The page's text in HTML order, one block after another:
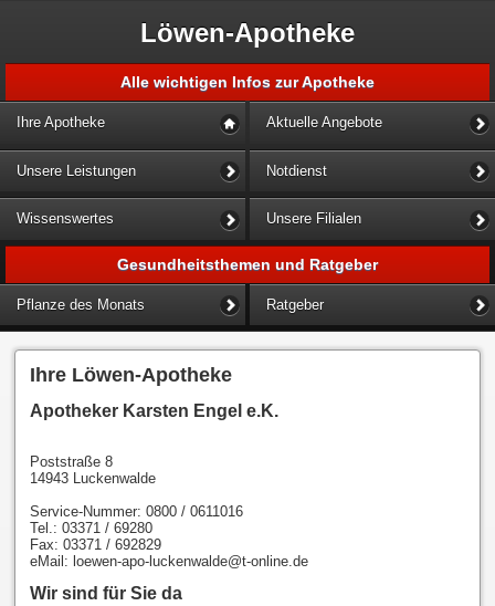
Löwen-Apotheke
Alle wichtigen Infos zur Apotheke
Ihre Apotheke Aktuelle Angebote
Unsere Leistungen Notdienst
Wissenswertes Unsere Filialen
Gesundheitsthemen und Ratgeber
Pflanze des Monats Ratgeber
Ihre Löwen-Apotheke
Apotheker Karsten Engel e.K.
Poststraße 8
14943 Luckenwalde
Service-Nummer: 0800 / 0611016
Tel.: 03371 / 69280
Fax: 03371 / 692829
eMail: loewen-apo-luckenwalde@t-online.de
Wir sind für Sie da